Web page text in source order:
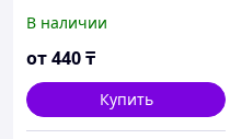
В наличии
от440₸
Купить